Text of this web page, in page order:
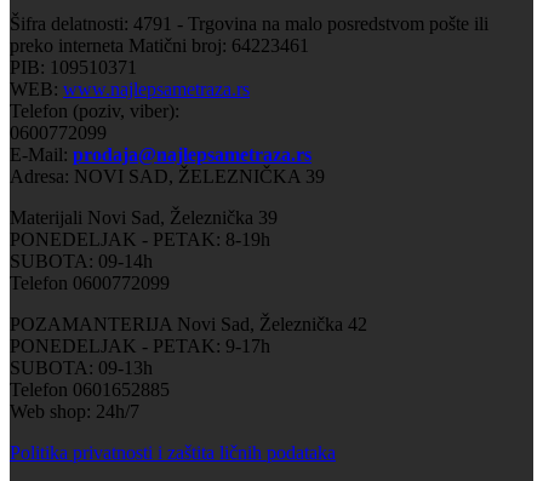
Šifra delatnosti: 4791 - Trgovina na malo posredstvom pošte ili
preko interneta Matični broj: 64223461
PIB: 109510371
WEB: www.najlepsametraza.rs
Telefon (poziv, viber):
0600772099
E-Mail: prodaja@najlepsametraza.rs
Adresa: NOVI SAD, ŽELEZNIČKA 39
Materijali Novi Sad, Železnička 39
PONEDELJAK - PETAK: 8-19h
SUBOTA: 09-14h
Telefon 0600772099
POZAMANTERIJA Novi Sad, Železnička 42
PONEDELJAK - PETAK: 9-17h
SUBOTA: 09-13h
Telefon 0601652885
Web shop: 24h/7
Politika privatnosti i zaštita ličnih podataka